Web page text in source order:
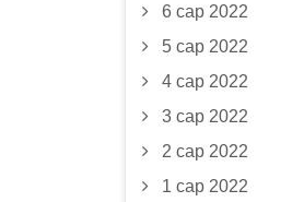
6 сар 2022
5 сар 2022
4 сар 2022
3 сар 2022
2 сар 2022
1 сар 2022